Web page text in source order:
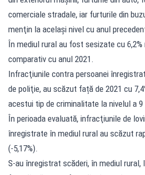
comerciale stradale, iar furturile din
menţin la acelaşi nivel cu anul
În mediul rural au fost sesizate cu
comparativ cu anul 2021.
Infracţiunile contra persoanei
de poliţie, au scăzut față de 2021 cu
acestui tip de criminalitate la nivelul a
În perioada evaluată, infracţiunile de
înregistrate în mediul rural au scăzut
(-5,17%).
S-au înregistrat scăderi, în mediul